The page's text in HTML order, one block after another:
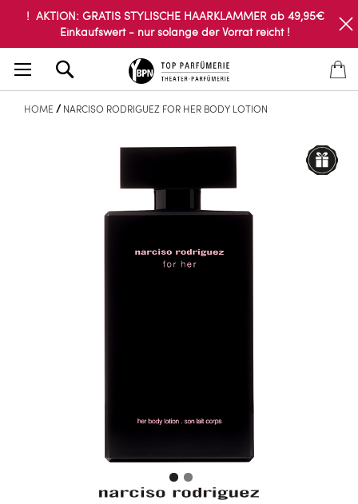
! AKTION: GRATIS STYLISCHE HAARKLAMMER ab 49,95€
Einkaufswert - nur solange der Vorrat reicht !
HOME NARCISO RODRIGUEZ FOR HER BODY LOTION